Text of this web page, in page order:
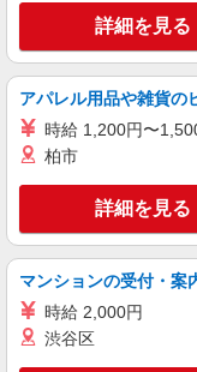
キープ
職業紹介
株式会社kotrio /●SW-S-
赤
務☆
キープ
派遣社員
詳細を見る
アパレル用品や雑貨の
時給 1,200円〜
柏市
詳細を見る
マンションの受付・案
時給 2,000円
渋谷区